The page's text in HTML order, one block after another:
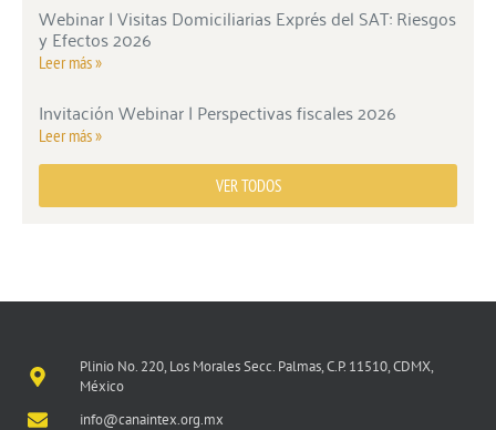
Webinar | Visitas Domiciliarias Exprés del SAT: Riesgos
y Efectos 2026
Leer más »
Invitación Webinar | Perspectivas fiscales 2026
Leer más »
VER TODOS
Plinio No. 220, Los Morales Secc. Palmas, C.P. 11510, CDMX,
México
info@canaintex.org.mx